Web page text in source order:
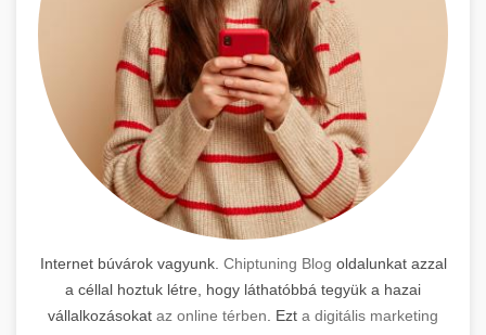
Internet búvárok vagyunk. Chiptuning Blog oldalunkat azzal
a céllal hoztuk létre, hogy láthatóbbá tegyük a hazai
vállalkozásokat az online térben . Ezt a digitális marketing